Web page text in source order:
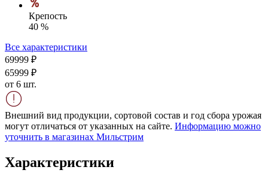
Крепость
40 %
Все характеристики
69999 ₽
65999 ₽
от 6 шт.
Внешний вид продукции, сортовой состав и год сбора урожая
могут отличаться от указанных на сайте. Информацию можно
уточнить в магазинах Мильстрим
Характеристики